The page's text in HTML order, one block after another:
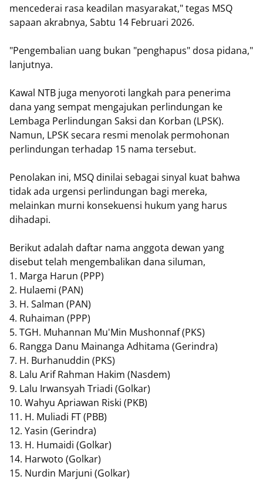
mencederai rasa keadilan masyarakat," tegas MSQ
sapaan akrabnya, Sabtu 14 Februari 2026.
"Pengembalian uang bukan "penghapus" dosa pidana,"
lanjutnya.
​Kawal NTB juga menyoroti langkah para penerima
dana yang sempat mengajukan perlindungan ke
Lembaga Perlindungan Saksi dan Korban (LPSK).
Namun, LPSK secara resmi menolak permohonan
perlindungan terhadap 15 nama tersebut.
Penolakan ini, MSQ dinilai sebagai sinyal kuat bahwa
tidak ada urgensi perlindungan bagi mereka,
melainkan murni konsekuensi hukum yang harus
dihadapi.
​Berikut adalah daftar nama anggota dewan yang
disebut telah mengembalikan dana siluman,
1. ​Marga Harun (PPP)
2. ​Hulaemi (PAN)
3. ​H. Salman (PAN)
4. ​Ruhaiman (PPP)
5. ​TGH. Muhannan Mu'Min Mushonnaf (PKS)
6. ​Rangga Danu Mainanga Adhitama (Gerindra)
7. ​H. Burhanuddin (PKS)
8. ​Lalu Arif Rahman Hakim (Nasdem)
9. ​Lalu Irwansyah Triadi (Golkar)
10. ​Wahyu Apriawan Riski (PKB)
11. ​H. Muliadi FT (PBB)
12. ​Yasin (Gerindra)
13. ​H. Humaidi (Golkar)
14. ​Harwoto (Golkar)
15. ​Nurdin Marjuni (Golkar)